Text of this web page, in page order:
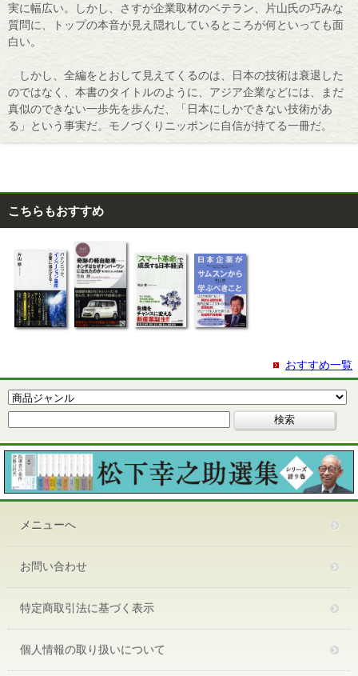
実に幅広い。しかし、さすが企業取材のベテラン、片山氏の巧みな
質問に、トップの本音が見え隠れしているところが何といっても面
白い。
しかし、全編をとおして見えてくるのは、日本の技術は衰退した
のではなく、本書のタイトルのように、アジア企業などには、まだ
真似のできない一歩先を歩んだ、「日本にしかできない技術があ
る」という事実だ。モノづくりニッポンに自信が持てる一冊だ。
こちらもおすすめ
おすすめ一覧
メニューへ
お問い合わせ
特定商取引法に基づく表示
個人情報の取り扱いについて